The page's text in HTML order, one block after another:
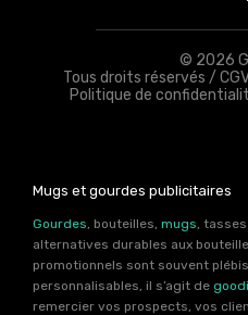
© 2026
Tous droits réservés /
Politique de
Mugs et gourdes publicitaires
Gourdes , bouteilles, mugs ,
alternatives durables aux
promotionnels sont souvent
personnalisables, il s’agit de
remercier vos prospects, vos